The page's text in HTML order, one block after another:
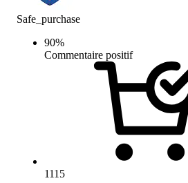
Safe_purchase
90%
Commentaire positif
1115